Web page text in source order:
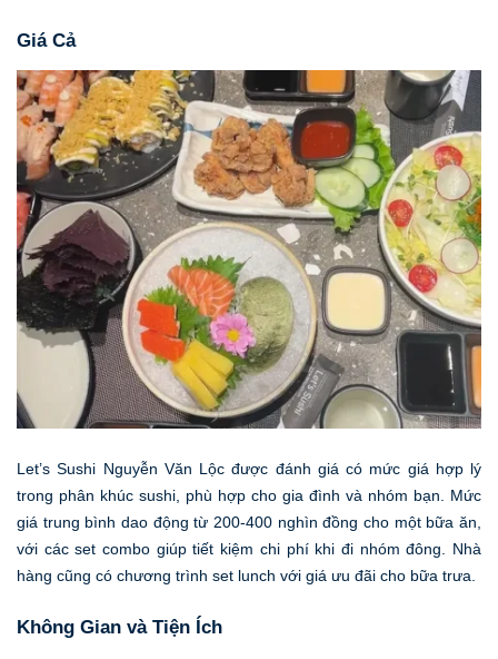
Giá Cả
Let’s Sushi Nguyễn Văn Lộc được đánh giá có mức giá hợp lý
trong phân khúc sushi, phù hợp cho gia đình và nhóm bạn. Mức
giá trung bình dao động từ 200-400 nghìn đồng cho một bữa ăn,
với các set combo giúp tiết kiệm chi phí khi đi nhóm đông. Nhà
hàng cũng có chương trình set lunch với giá ưu đãi cho bữa trưa.
Không Gian và Tiện Ích